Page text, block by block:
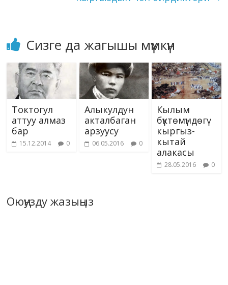
Сизге да жагышы мүмкүн
Токтогул
аттуу алмаз
бар
15.12.2014 0
Алыкулдун
акталбаган
арзуусу
06.05.2016 0
Кылым
бүктөмүндөгү
кыргыз-
кытай
алакасы
28.05.2016 0
Оюңузду жазыңыз